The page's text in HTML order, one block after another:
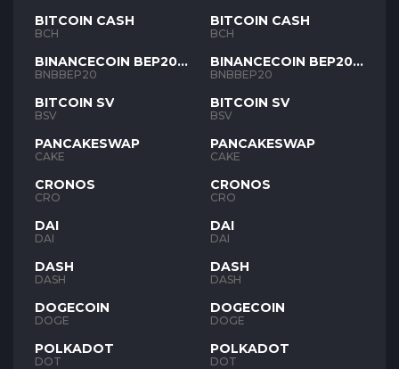
BITCOIN CASH
BCH
BINANCECOIN BEP20
BNB
BNBBEP20
BITCOIN SV
BSV
PANCAKESWAP
CAKE
CRONOS
CRO
DAI
DAI
DASH
DASH
DOGECOIN
DOGE
POLKADOT
DOT
BITCOIN CASH
BCH
BINANCECOIN BEP20
BNB
BNBBEP20
BITCOIN SV
BSV
PANCAKESWAP
CAKE
CRONOS
CRO
DAI
DAI
DASH
DASH
DOGECOIN
DOGE
POLKADOT
DOT